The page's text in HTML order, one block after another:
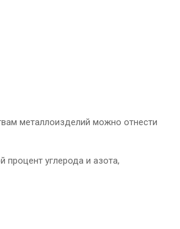
металлоизделий можно отнести
процент углерода и азота,